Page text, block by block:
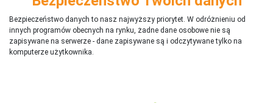
Bezpieczeństwo danych to nasz najwyższy priorytet. W odróżnieniu od
innych programów obecnych na rynku, żadne dane osobowe nie są
zapisywane na serwerze - dane zapisywane są i odczytywane tylko na
komputerze użytkownika.